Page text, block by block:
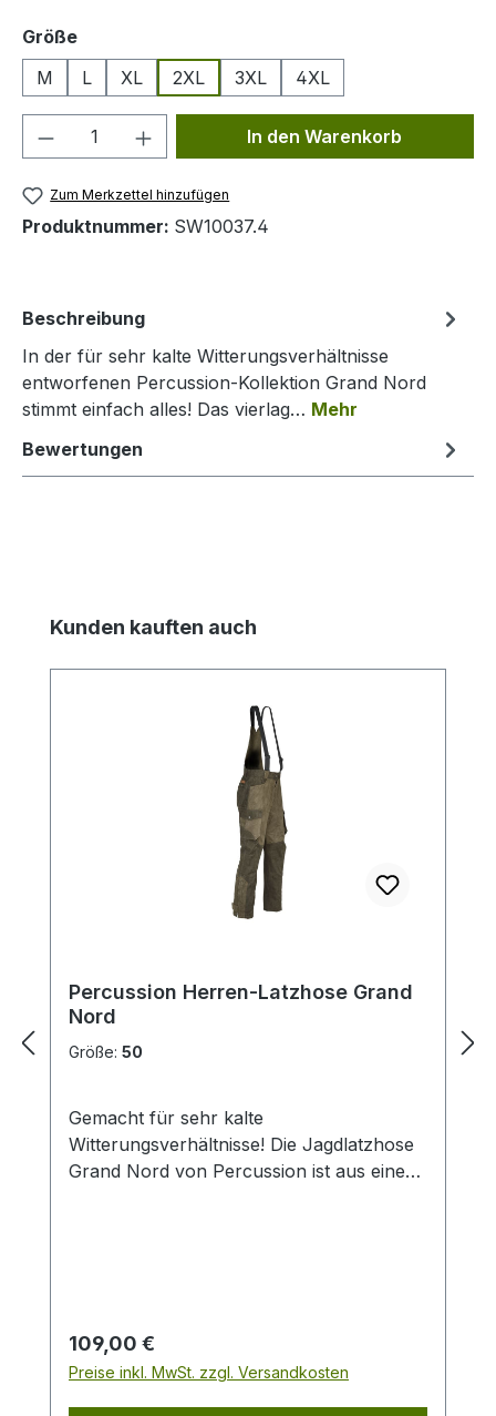
Größeauswählen
M
L XL 2XL 3XL 4XL
Produkt Anzahl: Gib denIn den Warenkorb
Zum Merkzettel hinzufügen
Produktnummer: SW10037.4
Beschreibung
In der für sehr kalte Witterungsverhältnisse
entworfenen Percussion-Kollektion Grand Nord
stimmt einfach alles! Das vierlag… Mehr
Bewertungen
Produktgalerie überspringen
Kunden kauften auch
Percussion Herren-Latzhose Grand
Nord
Größe: 50
Gemacht für sehr kalte
Witterungsverhältnisse! Die Jagdlatzhose
Grand Nord von Percussion ist aus einem
Membran, innen ist sie mit weichem
Fleece-Stoff gefüttert. Die Hose hat
insgesamt sechs Taschen: zwei
Einschubtaschen zwei Beintaschen mit
Regulärer Preis:
109,00 €
Preise inkl. MwSt. zzgl. Versandkosten